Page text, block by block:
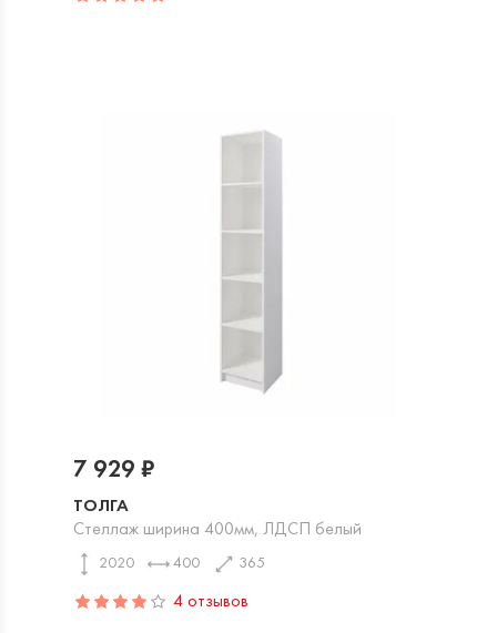
ТОЛГА
Стеллаж ширина 400мм, ЛДСП белый
2020 400 365
7 929 ₽
4 отзывов